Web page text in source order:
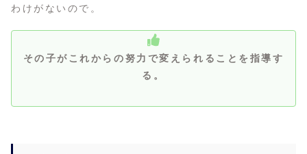
わけがないので。
その子がこれからの努力で変えられることを指導す
る。